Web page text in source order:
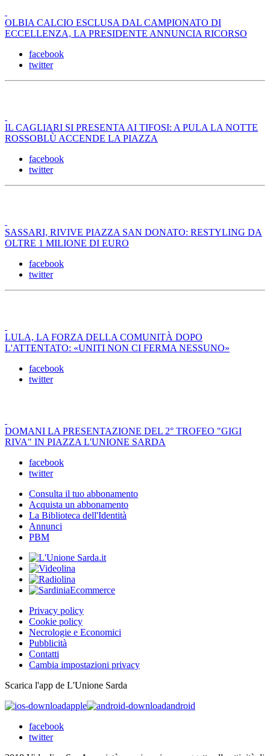
OLBIA CALCIO ESCLUSA DAL CAMPIONATO DI
ECCELLENZA, LA PRESIDENTE ANNUNCIA RICORSO
facebook
twitter
IL CAGLIARI SI PRESENTA AI TIFOSI: A PULA LA NOTTE
ROSSOBLÙ ACCENDE LA PIAZZA
facebook
twitter
SASSARI, RIVIVE PIAZZA SAN DONATO: RESTYLING DA
OLTRE 1 MILIONE DI EURO
facebook
twitter
LULA, LA FORZA DELLA COMUNITÀ DOPO
L'ATTENTATO: «UNITI NON CI FERMA NESSUNO»
facebook
twitter
DOMANI LA PRESENTAZIONE DEL 2° TROFEO "GIGI
RIVA" IN PIAZZA L'UNIONE SARDA
facebook
twitter
Consulta il tuo abbonamento
Acquista un abbonamento
La Biblioteca dell'Identità
Annunci
PBM
Privacy policy
Cookie policy
Necrologie e Economici
Pubblicità
Contatti
Cambia impostazioni privacy
Scarica l'app de L'Unione Sarda
apple
android
facebook
twitter